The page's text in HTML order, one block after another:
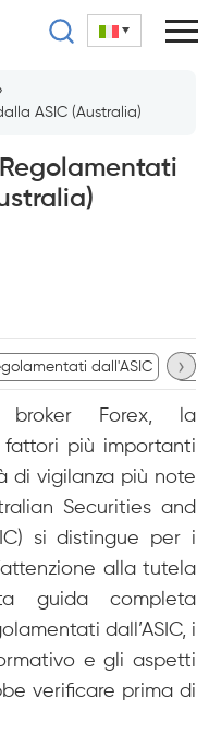
ASIC (Australia)
dall'ASIC ›
Forex, la
più importanti
di vigilanza più note
Securities and
si distingue per i
alla tutela
guida completa
dall’ASIC, i
e gli aspetti
verificare prima di